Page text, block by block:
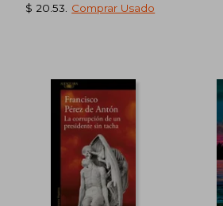
$ 20.53
Comprar Usado